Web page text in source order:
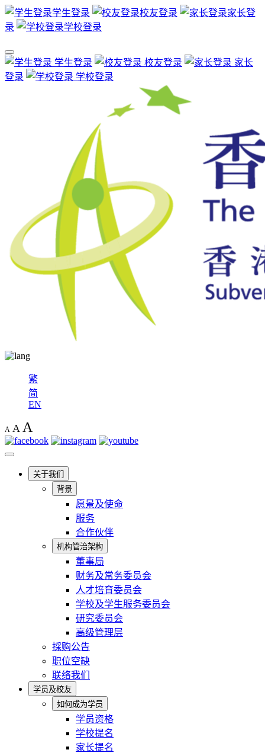
学生登录 校友登录
家长登
录
学校登录
学生登录 校友登录
家长
登录
学校登录
繁
简
EN
A A A
关于我们
背景
愿景及使命
服务
合作伙伴
机构管治架构
董事局
财务及常务委员会
人才培育委员会
学校及学生服务委员会
研究委员会
高级管理层
採购公告
职位空缺
联络我们
学员及校友
如何成为学员
学员资格
学校提名
家长提名